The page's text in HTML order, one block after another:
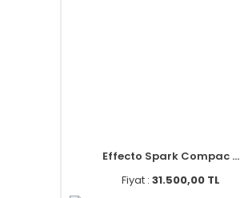
Effecto Spark Compac ...
Fiyat : 31.500,00 TL